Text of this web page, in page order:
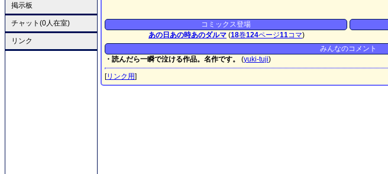
掲示板
チャット(0人在室)
リンク
コミックス登場
あの日あの時あのダルマ (18巻124ページ11コマ)
みんなのコメント
・読んだら一瞬で泣ける作品。名作です。
(yuki-tuji)
[リンク用]